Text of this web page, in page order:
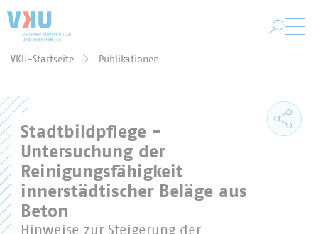
VKU-Startseite Publikationen
Stadtbildpflege -
Untersuchung der
Reinigungsfähigkeit
innerstädtischer Beläge aus
Beton
Hinweise zur Steigerung der